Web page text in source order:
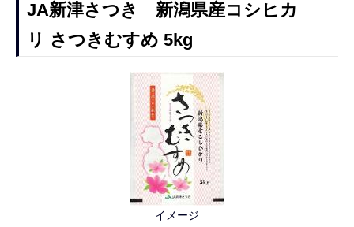
JA新津さつき 新潟県産コシヒカ
リ さつきむすめ 5kg
イメージ